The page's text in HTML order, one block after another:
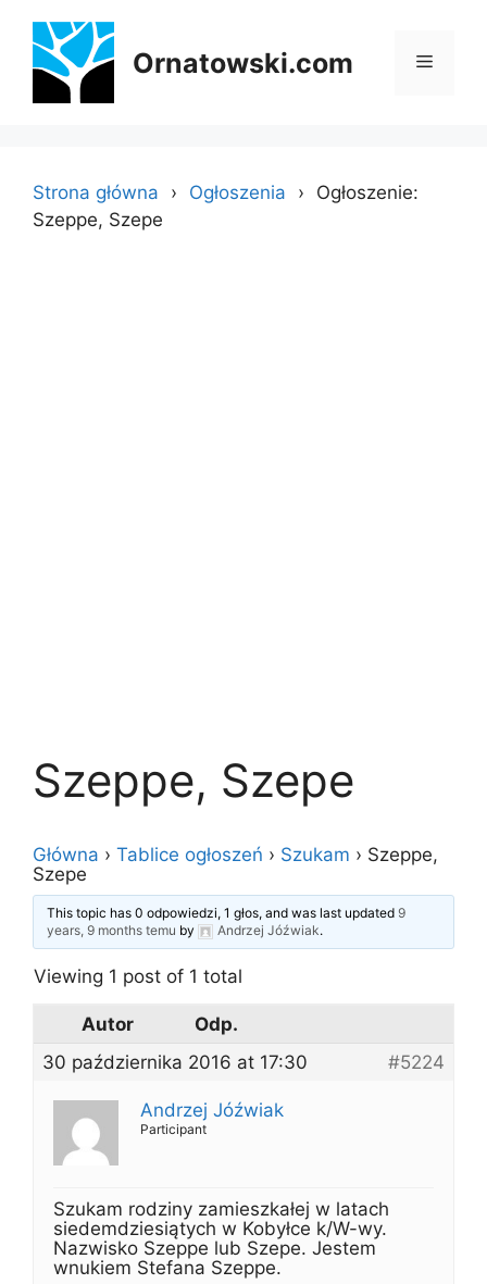
treści
Ornatowski.com Menu
Strona główna Ogłoszenia
Ogłoszenie:
Szeppe, Szepe
Szeppe, Szepe
Główna › Tablice ogłoszeń › Szukam › Szeppe,
Szepe
This topic has 0 odpowiedzi, 1 głos, and was last updated9
years, 9 months temu by Andrzej Jóźwiak.
Viewing 1 post of 1 total
Autor
Odp.
30 października 2016 at 17:30
#5224
Andrzej Jóźwiak
Participant
Szukam rodziny zamieszkałej w latach
siedemdziesiątych w Kobyłce k/W-wy.
Nazwisko Szeppe lub Szepe. Jestem
wnukiem Stefana Szeppe.